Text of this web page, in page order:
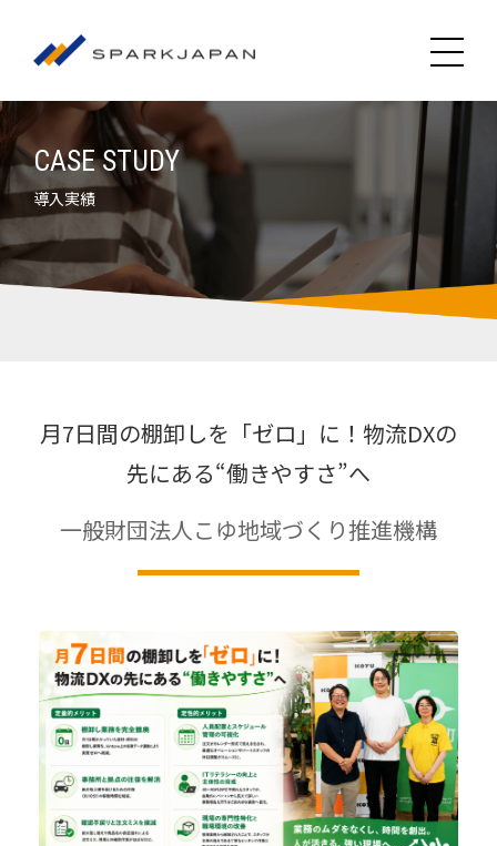
CASE STUDY
導入実績
月7日間の棚卸しを「ゼロ」に！物流DXの
先にある“働きやすさ”へ
一般財団法人こゆ地域づくり推進機構